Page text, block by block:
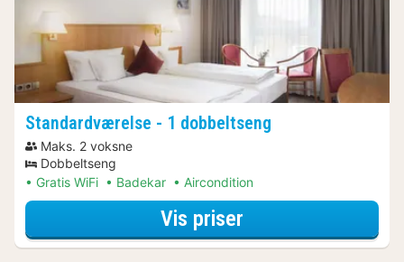
Standardværelse - 1 dobbeltseng
Maks. 2 voksne
Dobbeltseng
Gratis WiFi
Badekar Aircondition
Vis priser